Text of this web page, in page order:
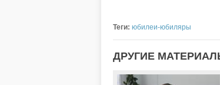
Теги: юбилеи-юбиляры
ДРУГИЕ